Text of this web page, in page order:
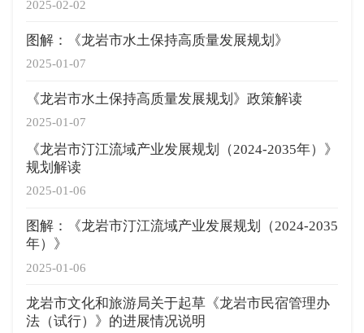
2025-02-02
2025-01-07
图解：《龙岩市水土保持高质量发展规划》
2025-01-07
《龙岩市水土保持高质量发展规划》政策解读
2025-01-06
《龙岩市汀江流域产业发展规划（2024-2035年）》
规划解读
2025-01-06
图解：《龙岩市汀江流域产业发展规划（2024-2035
年）》
龙岩市文化和旅游局关于起草《龙岩市民宿管理办
法（试行）》的进展情况说明